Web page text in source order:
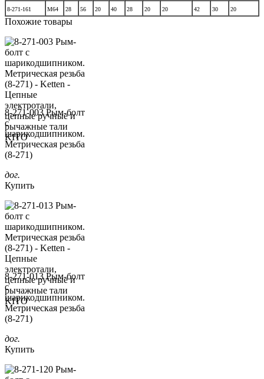
8-271-161 М64 28 56 20 40 28 20 20 42 30 20
Похожие товары
8-271-003 Рым-болт
с
шарикодшипником.
Метрическая резьба
(8-271)
дог.
Купить
8-271-013 Рым-болт
с
шарикодшипником.
Метрическая резьба
(8-271)
дог.
Купить